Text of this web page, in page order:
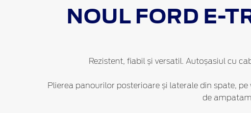
NOUL FORD E-
Rezistent, fiabil și versatil. Autoșasiul cu
Plierea panourilor posterioare și laterale din spate,
de